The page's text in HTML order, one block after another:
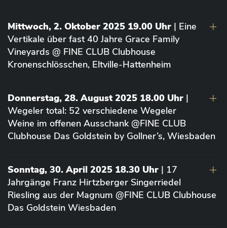
Mittwoch, 2. Oktober 2025 19.00 Uhr | Eine
Vertikale über fast 40 Jahre Grace Family
Vineyards @ FINE CLUB Clubhouse
Kronenschlösschen, Eltville-Hattenheim
Donnerstag, 28. August 2025 18.00 Uhr |
Wegeler total: 52 verschiedene Wegeler
Weine im offenen Ausschank @FINE CLUB
Clubhouse Das Goldstein by Gollner’s, Wiesbaden
Sonntag, 30. April 2025 18.30 Uhr | 17
Jahrgänge Franz Hirtzberger Singerriedel
Riesling aus der Magnum @FINE CLUB Clubhouse
Das Goldstein Wiesbaden